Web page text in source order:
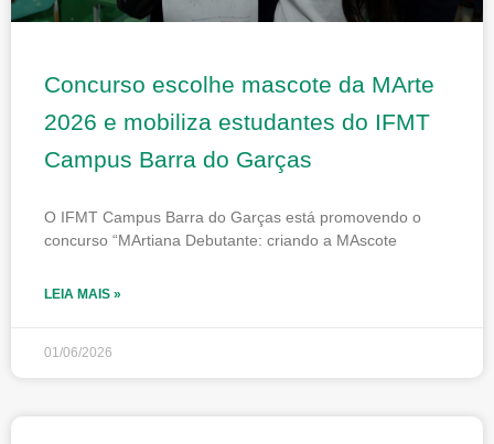
Concurso escolhe mascote da MArte
2026 e mobiliza estudantes do IFMT
Campus Barra do Garças
O IFMT Campus Barra do Garças está promovendo o
concurso “MArtiana Debutante: criando a MAscote
LEIA MAIS »
01/06/2026